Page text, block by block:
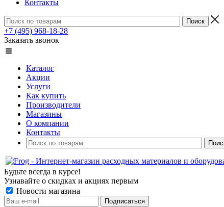
Контакты
+7 (495) 968-18-28
Заказать звонок
Каталог
Акции
Услуги
Как купить
Производители
Магазины
О компании
Контакты
Будьте всегда в курсе!
Узнавайте о скидках и акциях первым
Новости магазина